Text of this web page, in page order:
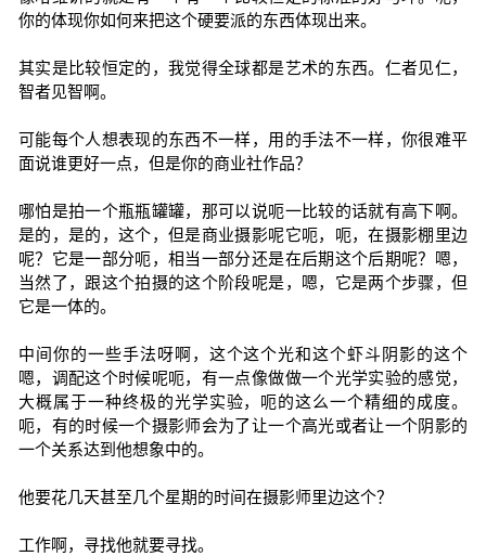
你的体现你如何来把这个硬要派的东西体现出来。
其实是比较恒定的，我觉得全球都是艺术的东西。仁者见仁，
智者见智啊。
可能每个人想表现的东西不一样，用的手法不一样，你很难平
面说谁更好一点，但是你的商业社作品？
哪怕是拍一个瓶瓶罐罐，那可以说呃一比较的话就有高下啊。
是的，是的，这个，但是商业摄影呢它呃，呃，在摄影棚里边
呢？它是一部分呃，相当一部分还是在后期这个后期呢？嗯，
当然了，跟这个拍摄的这个阶段呢是，嗯，它是两个步骤，但
它是一体的。
中间你的一些手法呀啊，这个这个光和这个虾斗阴影的这个
嗯，调配这个时候呢呃，有一点像做做一个光学实验的感觉，
大概属于一种终极的光学实验，呃的这么一个精细的成度。
呃，有的时候一个摄影师会为了让一个高光或者让一个阴影的
一个关系达到他想象中的。
他要花几天甚至几个星期的时间在摄影师里边这个？
工作啊，寻找他就要寻找。